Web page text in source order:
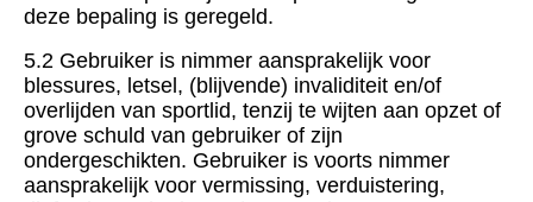
deze bepaling is geregeld.
5.2 Gebruiker is nimmer aansprakelijk voor
blessures, letsel, (blijvende) invaliditeit en/of
overlijden van sportlid, tenzij te wijten aan opzet of
grove schuld van gebruiker of zijn
ondergeschikten. Gebruiker is voorts nimmer
aansprakelijk voor vermissing, verduistering,